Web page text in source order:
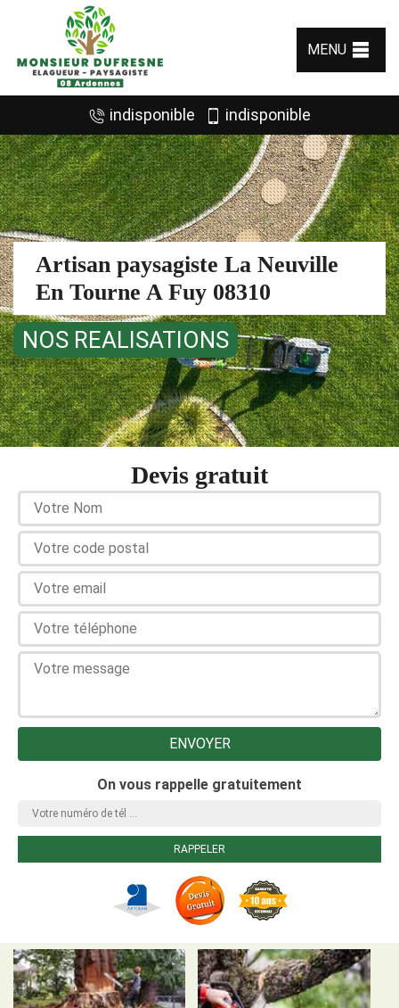
MENU
indisponible indisponible
Artisan paysagiste La Neuville
En Tourne A Fuy 08310
NOS REALISATIONS
Devis gratuit
On vous rappelle gratuitement